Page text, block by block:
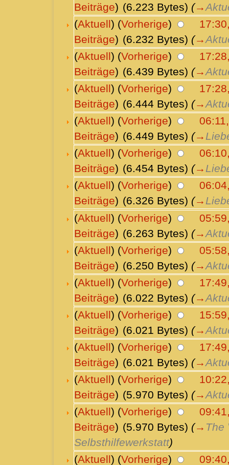
Beiträge) (6.223 Bytes) (→
(Aktuell) (Vorherige)
Beiträge) (6.232 Bytes) (→
(Aktuell) (Vorherige)
Beiträge) (6.439 Bytes) (→
(Aktuell) (Vorherige)
Beiträge) (6.444 Bytes) (→
(Aktuell) (Vorherige)
Beiträge) (6.449 Bytes) (→
(Aktuell) (Vorherige)
Beiträge) (6.454 Bytes) (→
(Aktuell) (Vorherige)
Beiträge) (6.326 Bytes) (→
(Aktuell) (Vorherige)
Beiträge) (6.263 Bytes) (→
(Aktuell) (Vorherige)
Beiträge) (6.250 Bytes) (→
(Aktuell) (Vorherige)
Beiträge) (6.022 Bytes) (→
(Aktuell) (Vorherige)
Beiträge) (6.021 Bytes) (→
(Aktuell) (Vorherige)
Beiträge) (6.021 Bytes) (→
(Aktuell) (Vorherige)
Beiträge) (5.970 Bytes) (→
(Aktuell) (Vorherige)
Beiträge) (5.970 Bytes) (→ The
Selbsthilfewerkstatt)
(Aktuell) (Vorherige)